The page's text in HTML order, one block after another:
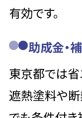
有効です。
助成金・
東京都では省
遮熱塗料や断